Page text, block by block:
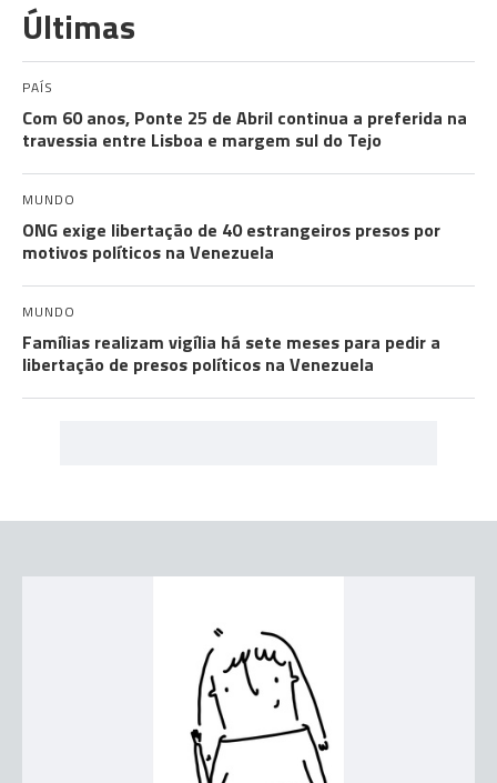
Últimas
PAÍS
Com 60 anos, Ponte 25 de Abril continua a preferida na
travessia entre Lisboa e margem sul do Tejo
MUNDO
ONG exige libertação de 40 estrangeiros presos por
motivos políticos na Venezuela
MUNDO
Famílias realizam vigília há sete meses para pedir a
libertação de presos políticos na Venezuela